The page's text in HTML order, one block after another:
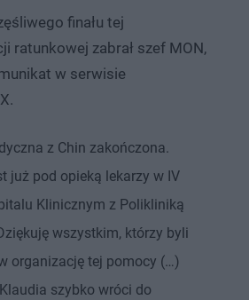
finału tej
ratunkowej zabrał szef MON,
w serwisie
z Chin zakończona.
już pod opieką lekarzy w IV
Klinicznym z Polikliniką
wszystkim, którzy byli
organizację tej pomocy (…)
szybko wróci do